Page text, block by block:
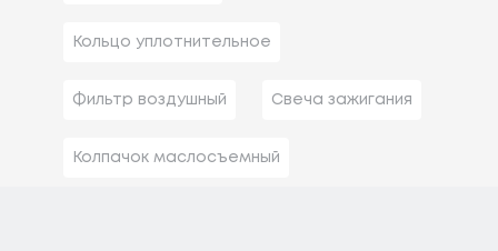
Кольцо уплотнительное
Фильтр воздушный Свеча зажигания
Колпачок маслосъемный